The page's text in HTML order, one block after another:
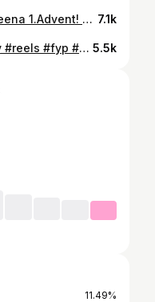
Oana geht no oder? 🫨🤣 Scheena 1.Advent! ✨❄️🕯️ #christmas #weihnachten #fyp #foryou #comedy #reels 7.1k
Flow…🤙🏼ok ciao😂 #comedy #reels #fyp #dating #funny 5.5k
11.49%